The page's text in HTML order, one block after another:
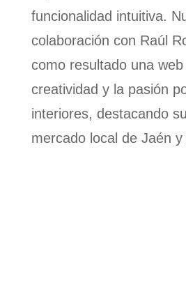
funcionalidad intuitiva.
colaboración con Raúl
como resultado una
creatividad y la pasión
interiores, destacando
mercado local de Jaén y